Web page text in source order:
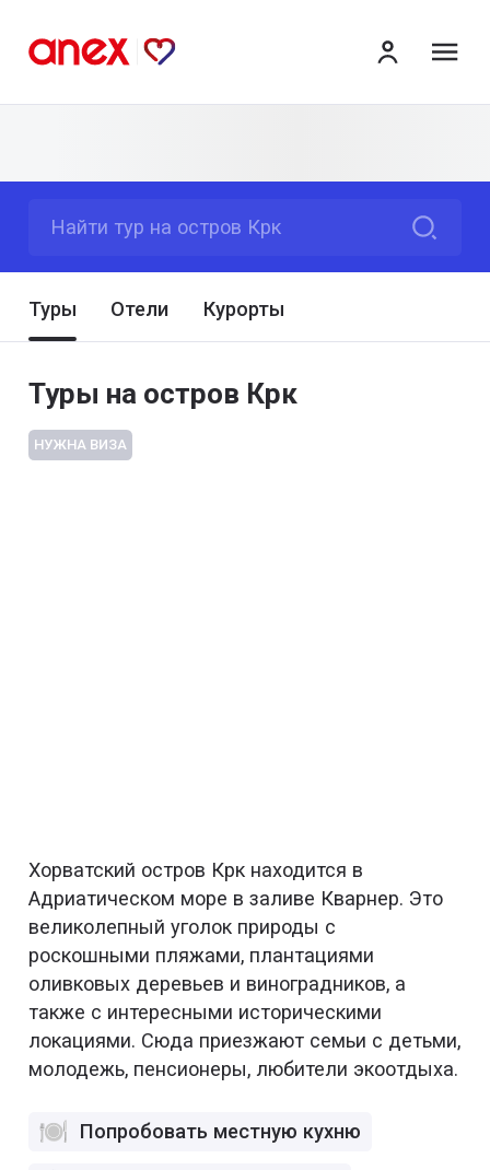
Найти тур на остров Крк
Туры Отели Курорты
Туры на остров Крк
НУЖНА ВИЗА
Хорватский остров Крк находится в
Адриатическом море в заливе Кварнер. Это
великолепный уголок природы с
роскошными пляжами, плантациями
оливковых деревьев и виноградников, а
также с интересными историческими
локациями. Сюда приезжают семьи с детьми,
молодежь, пенсионеры, любители экоотдыха.
Попробовать местную кухню